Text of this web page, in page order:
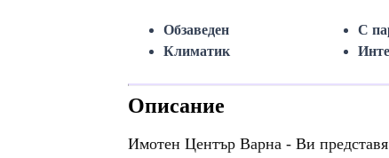
Обзаведен С
Климатик
Описание
Имотен Център Варна - Ви